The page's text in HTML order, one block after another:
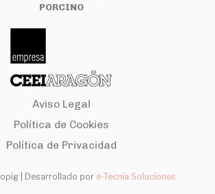
PORCINO
Aviso Legal
Política de Cookies
Política de Privacidad
| Desarrollado por e-Tecnia Soluciones